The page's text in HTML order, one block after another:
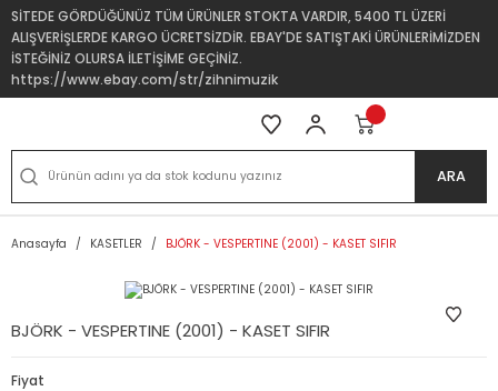
SİTEDE GÖRDÜĞÜNÜZ TÜM ÜRÜNLER STOKTA VARDIR, 5400 TL ÜZERİ
ALIŞVERİŞLERDE KARGO ÜCRETSİZDİR. EBAY'DE SATIŞTAKİ ÜRÜNLERİMİZDEN
İSTEĞİNİZ OLURSA İLETİŞİME GEÇİNİZ.
https://www.ebay.com/str/zihnimuzik
ARA
Anasayfa KASETLER BJÖRK - VESPERTINE (2001) - KASET SIFIR
BJÖRK - VESPERTINE (2001) - KASET SIFIR
Fiyat